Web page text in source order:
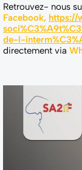
Retrouvez- nous
Facebook, https://
de-l-
directement via